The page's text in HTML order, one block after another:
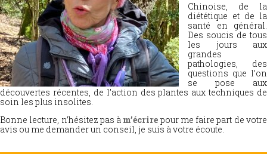
Chinoise, de la
diététique et de la
santé en général.
Des soucis de tous
les jours aux
grandes
pathologies, des
questions que l’on
se pose aux
découvertes récentes, de l’action des plantes aux techniques de
soin les plus insolites.
Bonne lecture, n’hésitez pas à m’écrire pour me faire part de votre
avis ou me demander un conseil, je suis à votre écoute.